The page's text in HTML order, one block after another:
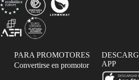
PARA PROMOTORES
Convertirse en promotor
APP